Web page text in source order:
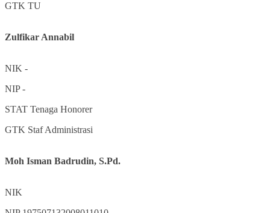
GTK TU
Zulfikar Annabil
NIK -
NIP-
STAT Tenaga Honorer
GTK Staf Administrasi
Moh Isman Badrudin, S.Pd.
NIK